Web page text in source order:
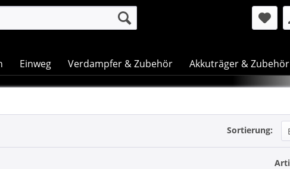
Einweg Verdampfer & Zubehör Akkuträger & Zubehör
Sortierung: